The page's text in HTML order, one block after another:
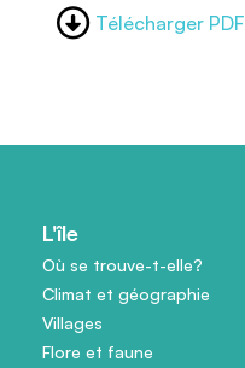
Télécharger PDF
L'île
Où se trouve-t-elle?
Climat et géographie
Villages
Flore et faune